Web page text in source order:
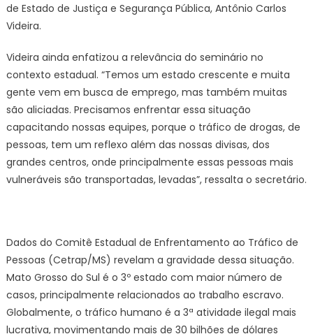
de Estado de Justiça e Segurança Pública, Antônio Carlos
Videira.
Videira ainda enfatizou a relevância do seminário no
contexto estadual. “Temos um estado crescente e muita
gente vem em busca de emprego, mas também muitas
são aliciadas. Precisamos enfrentar essa situação
capacitando nossas equipes, porque o tráfico de drogas, de
pessoas, tem um reflexo além das nossas divisas, dos
grandes centros, onde principalmente essas pessoas mais
vulneráveis são transportadas, levadas”, ressalta o secretário.
Dados do Comitê Estadual de Enfrentamento ao Tráfico de
Pessoas (Cetrap/MS) revelam a gravidade dessa situação.
Mato Grosso do Sul é o 3º estado com maior número de
casos, principalmente relacionados ao trabalho escravo.
Globalmente, o tráfico humano é a 3ª atividade ilegal mais
lucrativa, movimentando mais de 30 bilhões de dólares